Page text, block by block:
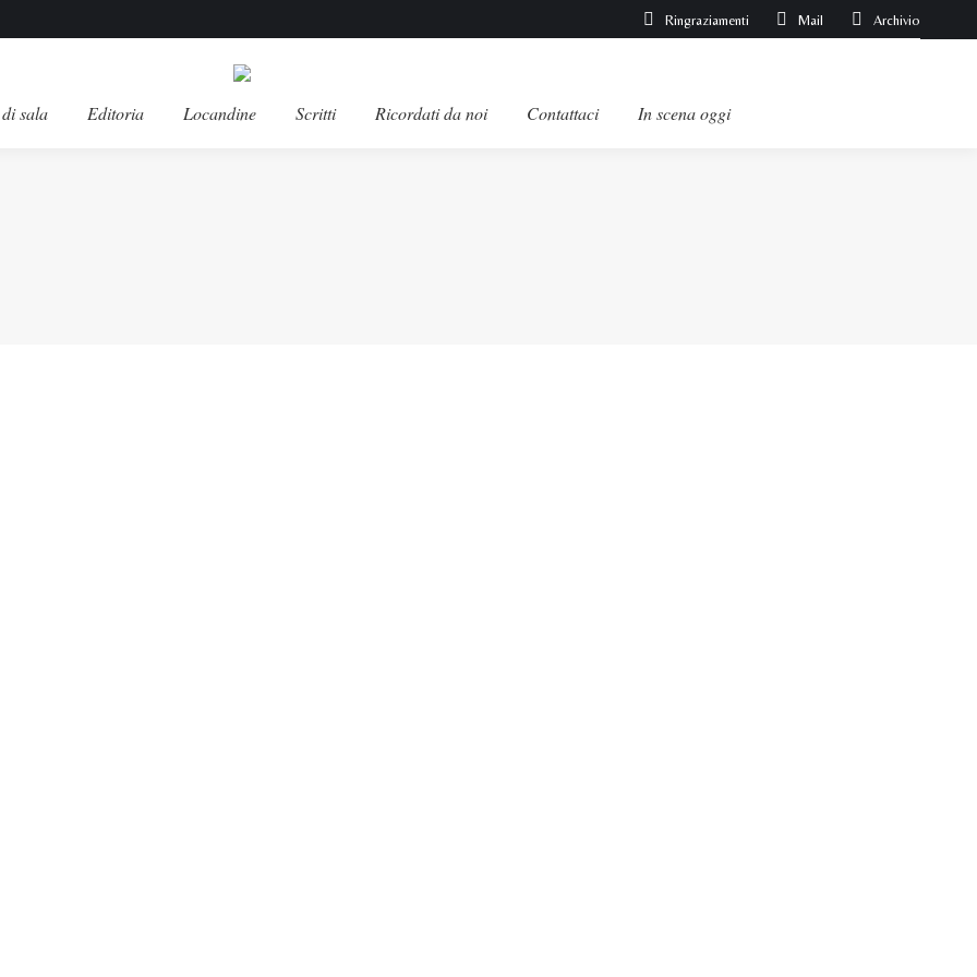
Ringraziamenti Mail Archivio
sala Editoria Locandine Scritti Ricordati da noi Contattaci In scena oggi